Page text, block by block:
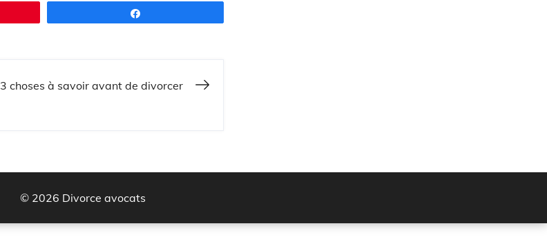
3 choses à savoir avant de divorcer
© 2026 Divorce avocats